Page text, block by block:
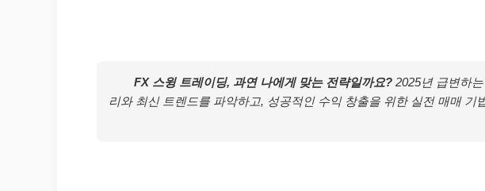
FX 스윙 트레이딩, 과연 나에게 맞는 전략일까요? 2025년 급변하
리와 최신 트렌드를 파악하고, 성공적인 수익 창출을 위한 실전 매매 기